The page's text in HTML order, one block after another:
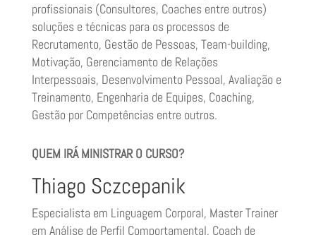
profissionais (Consultores, Coaches entre outros)
soluções e técnicas para os processos de
Recrutamento, Gestão de Pessoas, Team-building,
Motivação, Gerenciamento de Relações
Interpessoais, Desenvolvimento Pessoal, Avaliação e
Treinamento, Engenharia de Equipes, Coaching,
Gestão por Competências entre outros.
QUEM IRÁ MINISTRAR O CURSO?
Thiago Sczcepanik
Especialista em Linguagem Corporal, Master Trainer
em Análise de Perfil Comportamental, Coach de